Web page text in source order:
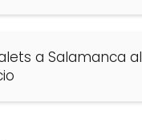
a Salamanca al